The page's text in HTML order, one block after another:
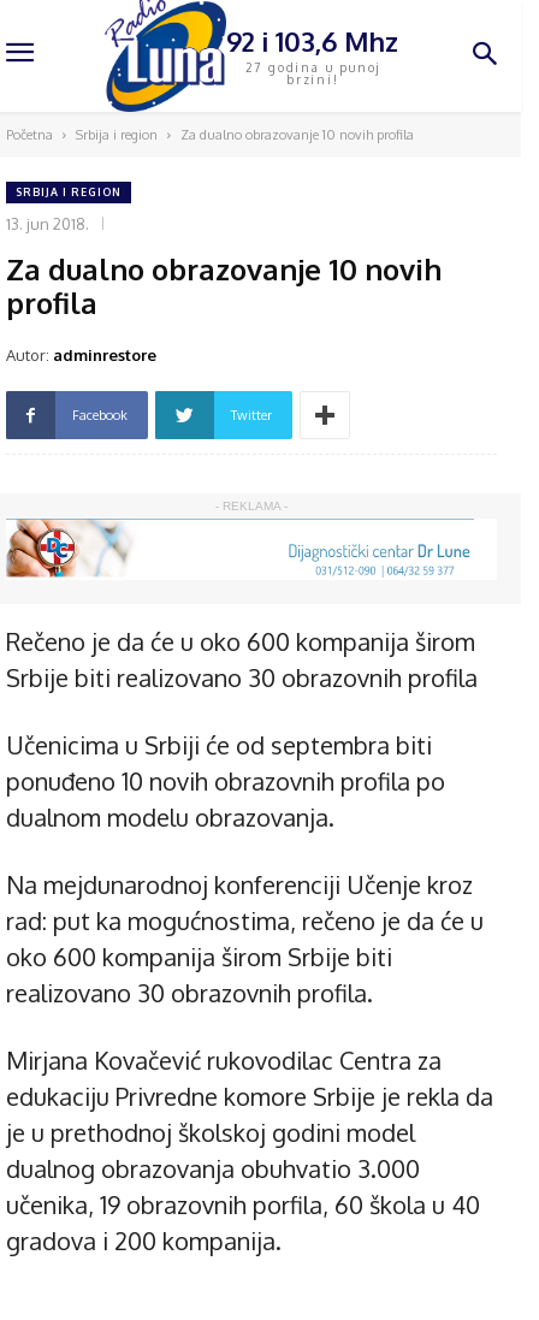
92 i 103,6 Mhz
27 godina u punoj
brzini!
Početna Srbija i region Za dualno obrazovanje 10 novih profila
SRBIJA I REGION
13. jun 2018.
Za dualno obrazovanje 10 novih
profila
Autor: adminrestore
Facebook Twitter
- REKLAMA -
Rečeno je da će u oko 600 kompanija širom
Srbije biti realizovano 30 obrazovnih profila
Učenicima u Srbiji će od septembra biti
ponuđeno 10 novih obrazovnih profila po
dualnom modelu obrazovanja.
Na mejdunarodnoj konferenciji Učenje kroz
rad: put ka mogućnostima, rečeno je da će u
oko 600 kompanija širom Srbije biti
realizovano 30 obrazovnih profila.
Mirjana Kovačević rukovodilac Centra za
edukaciju Privredne komore Srbije je rekla da
je u prethodnoj školskoj godini model
dualnog obrazovanja obuhvatio 3.000
učenika, 19 obrazovnih porfila, 60 škola u 40
gradova i 200 kompanija.